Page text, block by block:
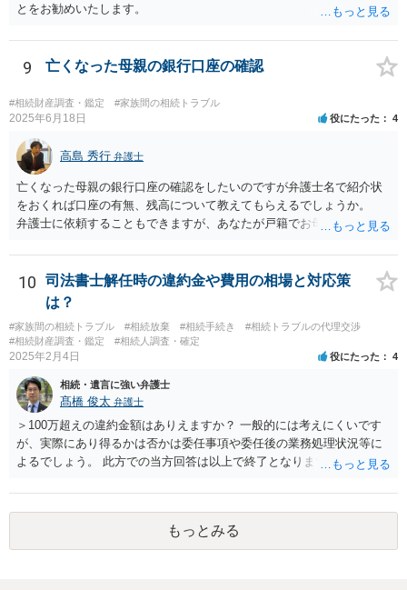
とをお勧めいたします。
9 亡くなった母親の銀行口座の確認
#相続財産調査・鑑定 #家族間の相続トラブル
2025年6月18日 役にたった 4
高島 秀行 弁護士
亡くなった母親の銀行口座の確認をしたいのですが弁護士名で紹介状
をおくれば口座の有無、残高について教えてもらえるでしょうか。
弁護士に依頼することもできますが、あなたが戸籍でお母さんの相続
高は教えてくれると思います。 自分ではよくわからないということ
であれば、弁護士に相談し依頼されたら良いと思います。
10
司法書士解任時の違約金や費用の相場と対応策
は？
#家族間の相続トラブル #相続放棄 #相続手続き
#相続トラブルの代理交渉
#相続財産調査・鑑定
#相続人調査・確定
2025年2月4日 役にたった 4
相続・遺言に強い弁護士
髙橋 俊太 弁護士
＞100万超えの違約金額はありえますか？ 一般的には考えにくいです
が、実際にあり得るかは否かは委任事項や委任後の業務処理状況等に
よるでしょう。 此方での当方回答は以上で終了となりますが、参考に
もっとみる